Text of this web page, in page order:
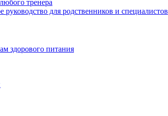
тренера
руководство для родственников и специалистов
здорового питания